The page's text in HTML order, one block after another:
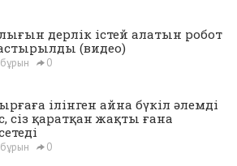
дерлік істей алатын робот
(видео)
0
ілінген айна бүкіл әлемді
сіз қаратқан жақты ғана
0